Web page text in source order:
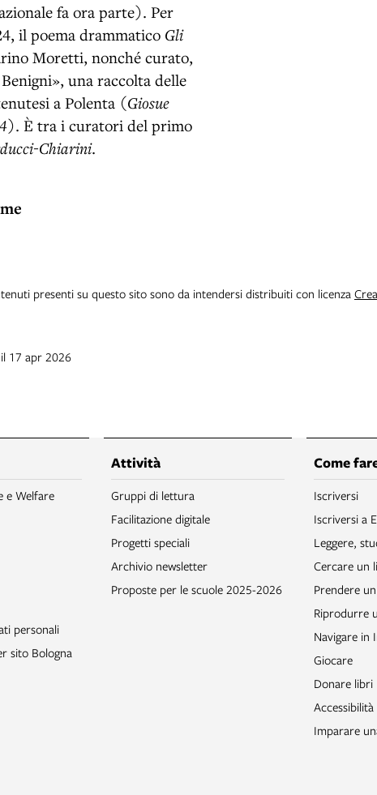
fa ora parte). Per
il poema drammatico Gli
Moretti, nonché curato,
una raccolta delle
a Polenta (Giosue
). È tra i curatori del primo
Chiarini.
presenti su questo sito sono da intendersi distribuiti con licenza
17 apr 2026
e Welfare
personali
sito Bologna
Attività
Gruppi di lettura
Facilitazione digitale
Progetti speciali
Archivio newsletter
Proposte per le scuole 2025-2026
Come
Iscriversi
Iscriversi a
Leggere,
Cercare un
Prendere
Riprodurre
Navigare in
Giocare
Donare libri
Accessibilità
Imparare